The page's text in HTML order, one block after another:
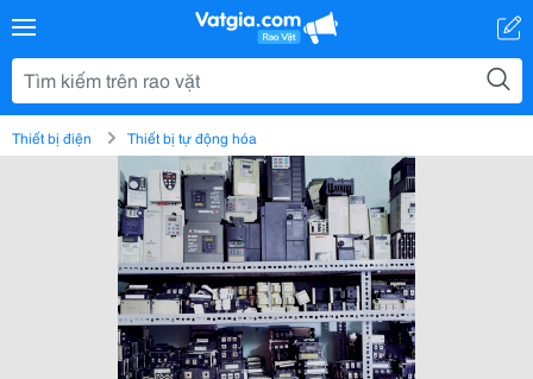
Thiết bị điện Thiết bị tự động hóa